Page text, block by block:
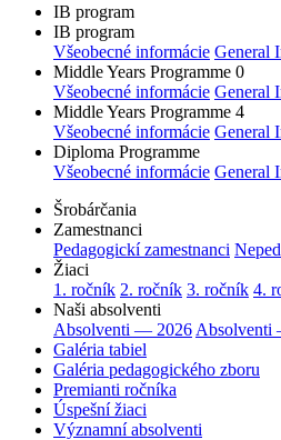
IB program
IB program
Všeobecné informácie General
Middle Years Programme 0
Všeobecné informácie General
Middle Years Programme 4
Všeobecné informácie General
Diploma Programme
Všeobecné informácie General
Šrobárčania
Zamestnanci
Pedagogickí zamestnanci
Žiaci
1. ročník 2. ročník 3. ročník 4.
Naši absolventi
Absolventi — 2026 Absolventi
Galéria tabiel
Galéria pedagogického zboru
Premianti ročníka
Úspešní žiaci
Významní absolventi